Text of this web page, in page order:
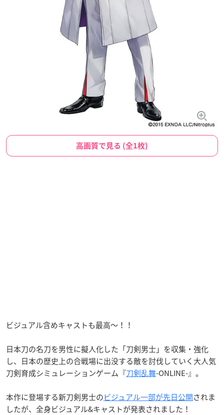
高画質で見る (全1枚)
ビジュアル含めキャストも最高〜！！
日本刀の名刀を男性に擬人化した「刀剣男士」を収集・強化
し、日本の歴史上の合戦場に出没する敵を討伐していく大人気
刀剣育成シミュレーションゲーム『刀剣乱舞-ONLINE-』。
本作に登場する新刀剣男士のビジュアル一部が先日公開されま
したが、全身ビジュアル&キャストが発表されました！